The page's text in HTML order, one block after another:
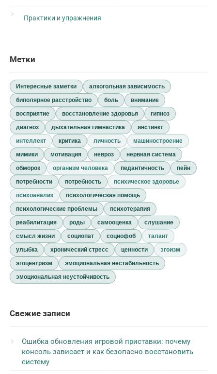
Практики и упражнения
Метки
Интересные заметки
алкогольная зависимость
биполярное расстройство
боль
внимание
восприятие
восстановление здоровья
гипноз
диагноз
дыхательная гимнастика
инстинкт
интеллект
критика личность
машиностроение
мимики
мотивация невроз
нервная система
обморок
организм человека педантичность
пейн
потребности
потребность
психическое здоровье
психоанализ
психологическая помощь
психологические проблемы
психотерапия
реабилитация
роды самооценка
слушание
смысл жизни
социопат социофоб
талант
улыбка
хронический стресс ценности
эгоизм
эгоцентризм
эмоциональная нестабильность
эмоциональная неустойчивость
Свежие записи
Ошибка обновления игровой приставки: почему
консоль зависает и как безопасно восстановить
систему